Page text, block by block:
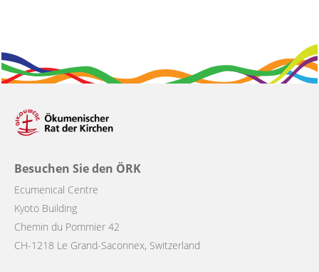
Besuchen Sie den ÖRK
Ecumenical Centre
Kyoto Building
Chemin du Pommier 42
CH-1218 Le Grand-Saconnex, Switzerland